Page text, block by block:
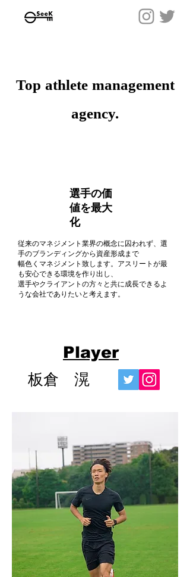
Top athlete management
agency.
​選手の価
値を最大
化
​従来のマネジメント業界の概念に囚われず、選
手のブランディングから資産形成まで
幅色くマネジメント致します。アスリートが最
も安心できる環境を作り出し、
選手やクライアントの方々と共に成長できるよ
うな会社でありたいと考えます。
Player
​板倉 滉